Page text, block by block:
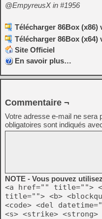
@EmpyreusX in #1956
Télécharger 86Box (x86)
Télécharger 86Box (x64)
Site Officiel
En savoir plus…
Commentaire ¬
Votre adresse e-mail ne sera
obligatoires sont indiqués
NOTE - Vous pouvez
<a href="" title="">
title=""> <b>
<code> <del
<s> <strike> <strong>